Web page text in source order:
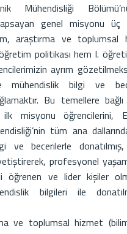
Mühendisliği
genel misyonu üç
araştırma ve toplumsal
politikası hem I.
ayrım
mühendislik bilgi ve
Bu temellere
ilk misyonu öğrencilerini,
tüm ana
ve becerilerle
profesyonel
öğrenen ve lider kişiler
bilgileri ile
toplumsal hizmet